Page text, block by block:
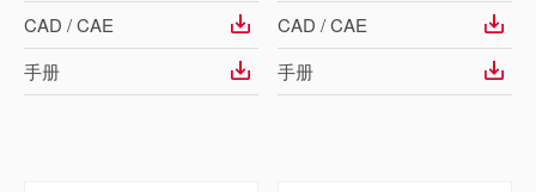
CAD / CAE
手册
CAD / CAE
手册